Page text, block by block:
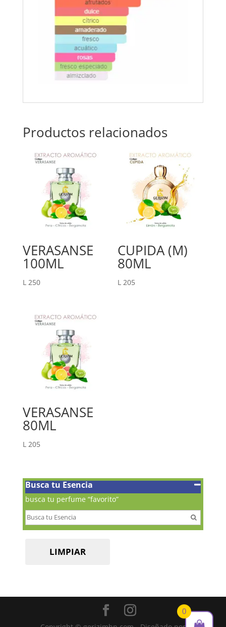
Productos relacionados
VERASANSE
100ML
L250
CUPIDA (M)
80ML
L205
VERASANSE
80ML
L205
Busca tu Esencia
busca tu perfume “favorito”
LIMPIAR
0